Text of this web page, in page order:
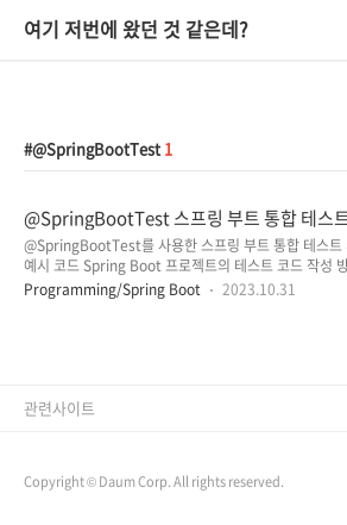
여기 저번에 왔던 것 같은데?
@SpringBootTest 1
@SpringBootTest 스프링 부트 통합 테스
과 예시 코드
@SpringBootTest를 사용한 스프링 부트 통합 테스트
예시 코드 Spring Boot 프로젝트의 테스트 코드 작성
해 찾아보면서, 테스트 방식이 크게 '@SpringBootTest
하는 통합 테스트'와 '@WebMvcTest, @DataJpaTest
'@SpringBootTest를 사용하는 통합 테스트의 개념과
Programming/Spring Boot 2023.10.31
Copyright © Daum Corp. All rights reserved.
관련사이트